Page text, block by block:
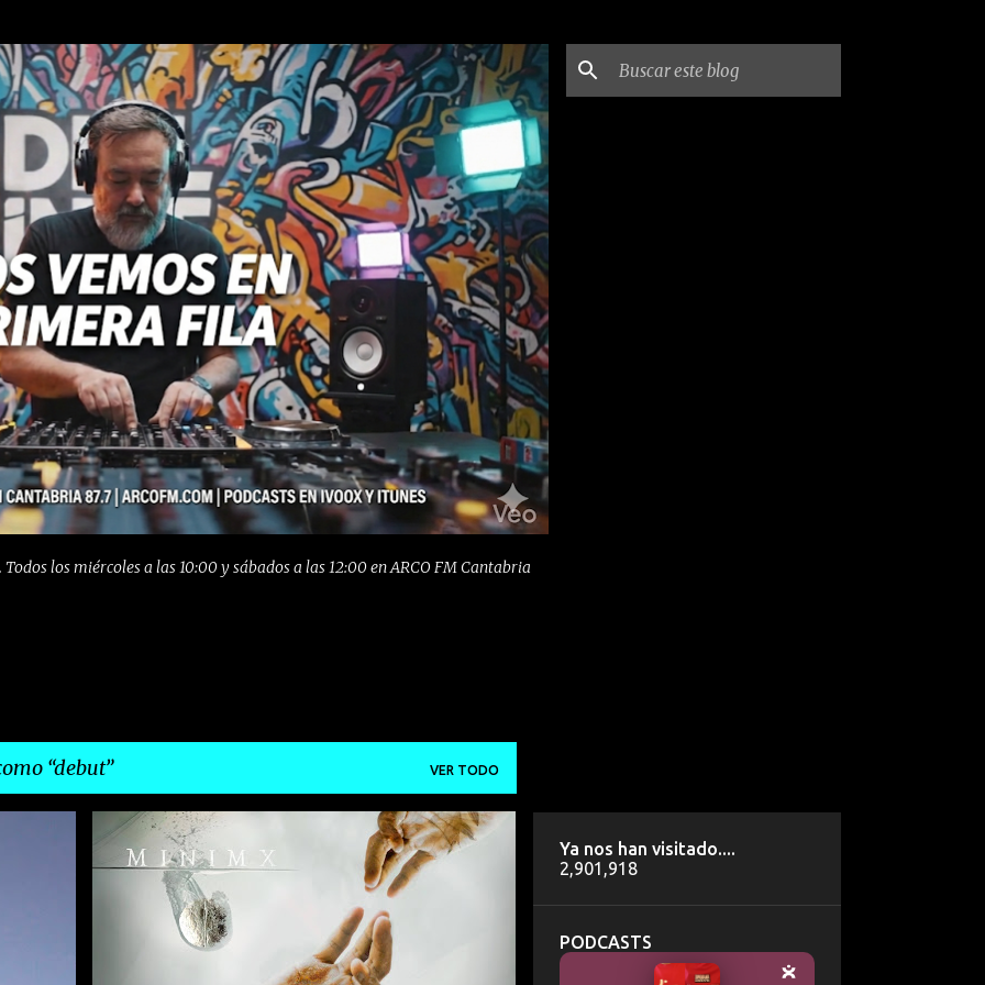
los miércoles a las 10:00 y sábados a las 12:00 en ARCO FM Cantabria
debut VER TODO
ARGENTINA DEBUT ELECTROINDIE
INDIE
Ya nos han visitado....
2,901,918
PODCASTS